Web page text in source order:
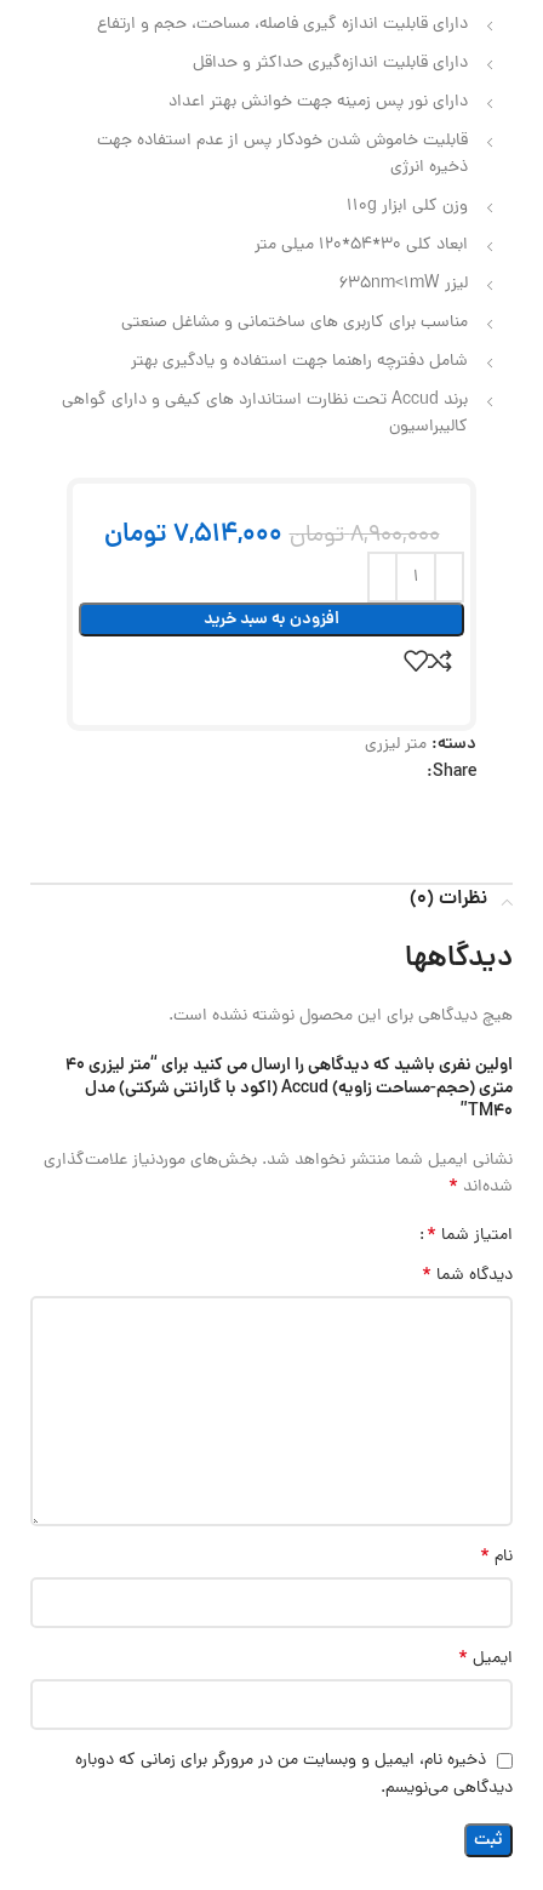
دارای قابلیت اندازه‌ گیری فاصله، مساحت، حجم و ارتفاع
دارای قابلیت اندازه‌گیری حداکثر و حداقل
دارای نور پس‌ زمینه جهت خوانش بهتر اعداد
قابلیت خاموش شدن خودکار پس از عدم استفاده جهت
ذخیره انرژی
وزن کلی ابزار 110g
ابعاد کلی 30*54*120 میلی متر
لیزر 635nm<1mW
مناسب برای کاربری های ساختمانی و مشاغل صنعتی
شامل دفترچه راهنما جهت استفاده و یادگیری بهتر
برند Accud تحت نظارت استاندارد های کیفی و دارای گواهی
کالیبراسیون
8,900,000تومان 7,514,000تومان
افزودن به سبد خرید
دسته: متر لیزری
Share:
نظرات (0)
دیدگاهها
هیچ دیدگاهی برای این محصول نوشته نشده است.
اولین نفری باشید که دیدگاهی را ارسال می کنید برای “متر لیزری 40
متری (حجم-مساحت زاویه) Accud (اکود با گارانتی شرکتی) مدل
TM40”
نشانی ایمیل شما منتشر نخواهد شد. بخش‌های موردنیاز علامت‌گذاری
شده‌اند *
امتیاز شما *
دیدگاه شما *
نام *
ایمیل *
ذخیره نام، ایمیل و وبسایت من در مرورگر برای زمانی که دوباره
دیدگاهی می‌نویسم.